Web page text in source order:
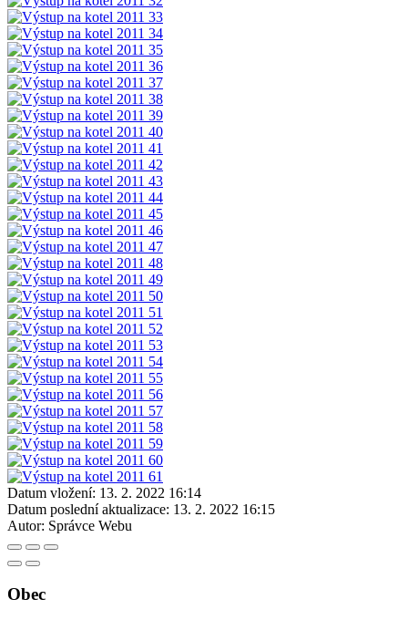
Datum vložení: 13. 2. 2022 16:14
Datum poslední aktualizace: 13. 2. 2022 16:15
Autor: Správce Webu
Obec